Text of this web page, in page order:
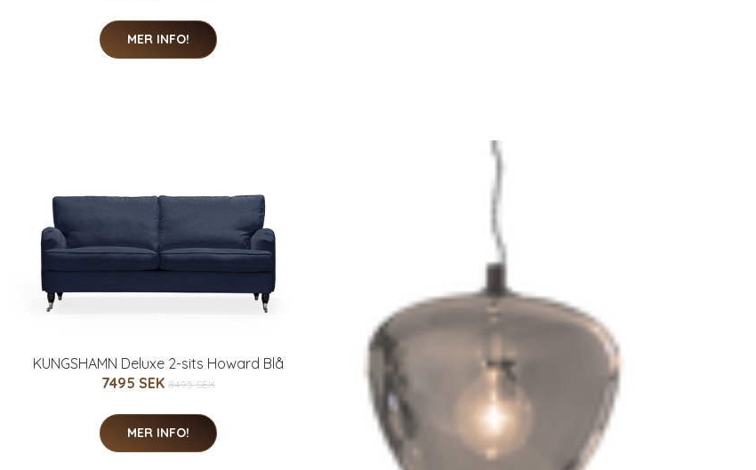
MER INFO!
KUNGSHAMN Deluxe 2-sits Howard Blå
7495 SEK 8495 SEK
MER INFO!